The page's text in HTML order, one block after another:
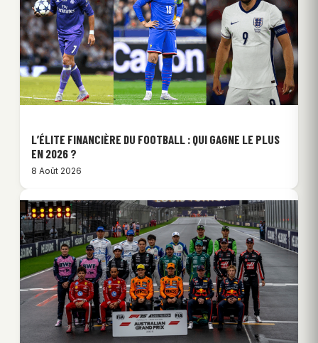
L’ÉLITE FINANCIÈRE DU FOOTBALL : QUI GAGNE LE PLUS
EN 2026 ?
8 Août 2026